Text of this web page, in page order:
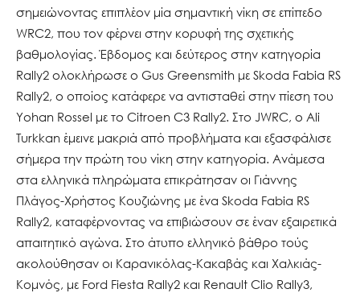
σημειώνοντας επιπλέον μία σημαντική νίκη σε επίπεδο
WRC2, που τον φέρνει στην κορυφή της σχετικής
βαθμολογίας. Έβδομος και δεύτερος στην κατηγορία
Rally2 ολοκλήρωσε ο Gus Greensmith με Skoda Fabia RS
Rally2, ο οποίος κατάφερε να αντισταθεί στην πίεση του
Yohan Rossel με το Citroen C3 Rally2. Στο JWRC, ο Ali
Turkkan έμεινε μακριά από προβλήματα και εξασφάλισε
σήμερα την πρώτη του νίκη στην κατηγορία. Ανάμεσα
στα ελληνικά πληρώματα επικράτησαν οι Γιάννης
Πλάγος-Χρήστος Κουζιώνης με ένα Skoda Fabia RS
Rally2, καταφέρνοντας να επιβιώσουν σε έναν εξαιρετικά
απαιτητικό αγώνα. Στο άτυπο ελληνικό βάθρο τούς
ακολούθησαν οι Καρανικόλας-Κακαβάς και Χαλκιάς-
Κομνός, με Ford Fiesta Rally2 και Renault Clio Rally3,